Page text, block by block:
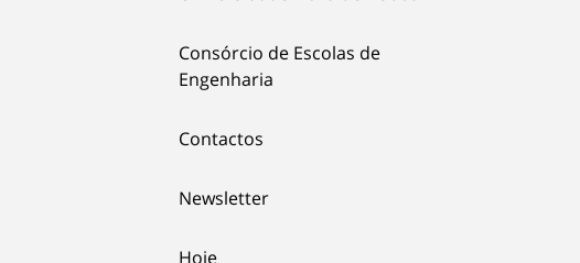
Consórcio de Escolas de
Engenharia
Contactos
Newsletter
Hoje